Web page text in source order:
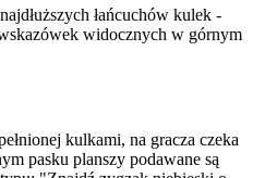
łańcuchów kulek -
widocznych w górnym
kulkami, na gracza czeka
pasku planszy podawane są